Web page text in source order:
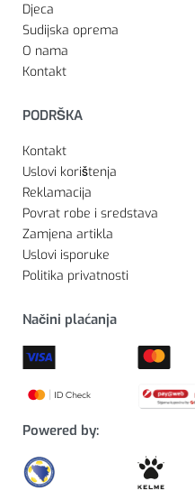
Djeca
Sudijska oprema
O nama
Kontakt
PODRŠKA
Kontakt
Uslovi korištenja
Reklamacija
Povrat robe i sredstava
Zamjena artikla
Uslovi isporuke
Politika privatnosti
Načini plaćanja
Powered by: